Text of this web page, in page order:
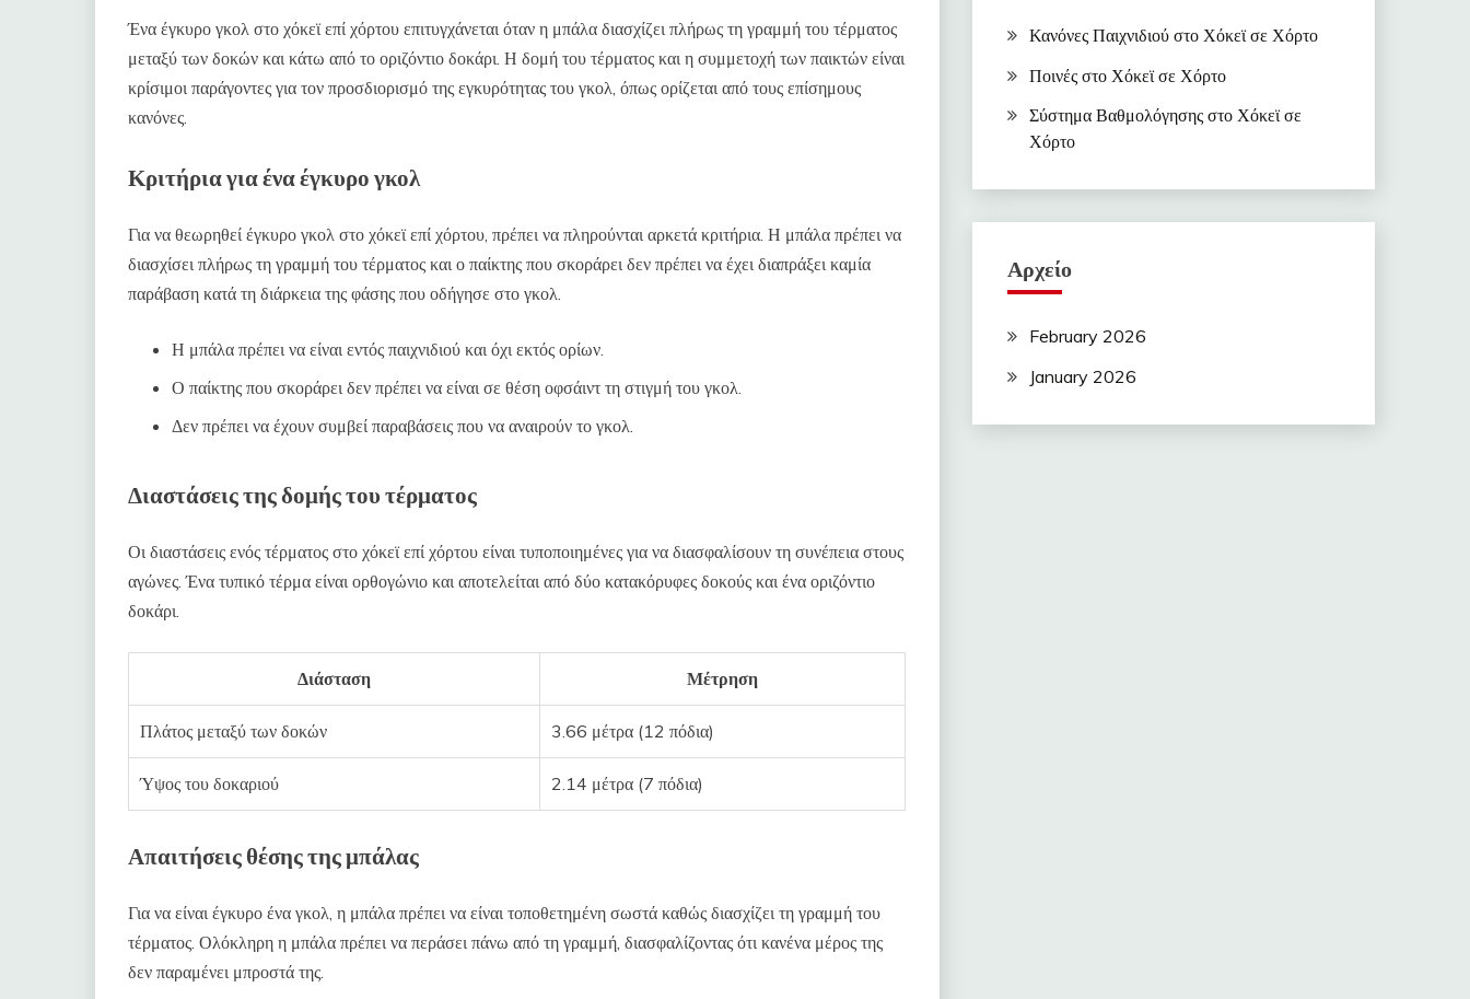
Ένα έγκυρο γκολ στο χόκεϊ επί χόρτου επιτυγχάνεται όταν η μπάλα διασχίζει πλήρως τη γραμμή του τέρματος
μεταξύ των δοκών και κάτω από το οριζόντιο δοκάρι. Η δομή του τέρματος και η συμμετοχή των παικτών είναι
κρίσιμοι παράγοντες για τον προσδιορισμό της εγκυρότητας του γκολ, όπως ορίζεται από τους επίσημους
κανόνες.
Κριτήρια για ένα έγκυρο γκολ
Για να θεωρηθεί έγκυρο γκολ στο χόκεϊ επί χόρτου, πρέπει να πληρούνται αρκετά κριτήρια. Η μπάλα πρέπει να
διασχίσει πλήρως τη γραμμή του τέρματος και ο παίκτης που σκοράρει δεν πρέπει να έχει διαπράξει καμία
παράβαση κατά τη διάρκεια της φάσης που οδήγησε στο γκολ.
Η μπάλα πρέπει να είναι εντός παιχνιδιού και όχι εκτός ορίων.
Ο παίκτης που σκοράρει δεν πρέπει να είναι σε θέση οφσάιντ τη στιγμή του γκολ.
Δεν πρέπει να έχουν συμβεί παραβάσεις που να αναιρούν το γκολ.
Διαστάσεις της δομής του τέρματος
Οι διαστάσεις ενός τέρματος στο χόκεϊ επί χόρτου είναι τυποποιημένες για να διασφαλίσουν τη συνέπεια στους
αγώνες. Ένα τυπικό τέρμα είναι ορθογώνιο και αποτελείται από δύο κατακόρυφες δοκούς και ένα οριζόντιο
δοκάρι.
Διάσταση Μέτρηση
Πλάτος μεταξύ των δοκών 3.66 μέτρα (12 πόδια)
Ύψος του δοκαριού 2.14 μέτρα (7 πόδια)
Απαιτήσεις θέσης της μπάλας
Για να είναι έγκυρο ένα γκολ, η μπάλα πρέπει να είναι τοποθετημένη σωστά καθώς διασχίζει τη γραμμή του
τέρματος. Ολόκληρη η μπάλα πρέπει να περάσει πάνω από τη γραμμή, διασφαλίζοντας ότι κανένα μέρος της
δεν παραμένει μπροστά της.
Κανόνες Παιχνιδιού στο Χόκεϊ σε Χόρτο
Ποινές στο Χόκεϊ σε Χόρτο
Σύστημα Βαθμολόγησης στο Χόκεϊ σε
Χόρτο
Αρχείο
February 2026
January 2026